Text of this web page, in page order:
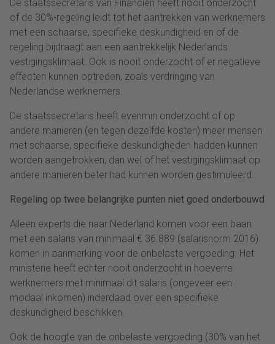
De staatssecretaris van Financiën heeft nooit onderzocht
of de 30%-regeling leidt tot het aantrekken van werknemers
met een schaarse, specifieke deskundigheid en of de
regeling bijdraagt aan een aantrekkelijk Nederlands
vestigingsklimaat. Ook is nooit onderzocht of er negatieve
effecten kunnen optreden, zoals verdringing van
Nederlandse werknemers.
De staatssecretaris heeft evenmin onderzocht of op
andere manieren (en tegen dezelfde kosten) meer mensen
met schaarse, specifieke deskundigheden hadden kunnen
worden aangetrokken, dan wel of het vestigingsklimaat op
andere manieren beter had kunnen worden gestimuleerd.
Regeling op twee belangrijke punten niet goed onderbouwd
Alleen experts die naar Nederland komen voor een baan
met een salaris van minimaal € 36.889 (salarisnorm 2016)
komen in aanmerking voor de onbelaste vergoeding. Het
ministerie heeft echter nooit onderzocht in hoeverre
werknemers met minimaal dit salaris (ongeveer een
modaal inkomen) inderdaad over een specifieke
deskundigheid beschikken.
Ook de hoogte van de onbelaste vergoeding (30% van het